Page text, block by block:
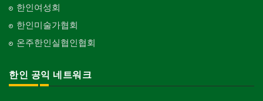
한인여성회
한인미술가협회
온주한인실협인협회
한인 공익 네트워크